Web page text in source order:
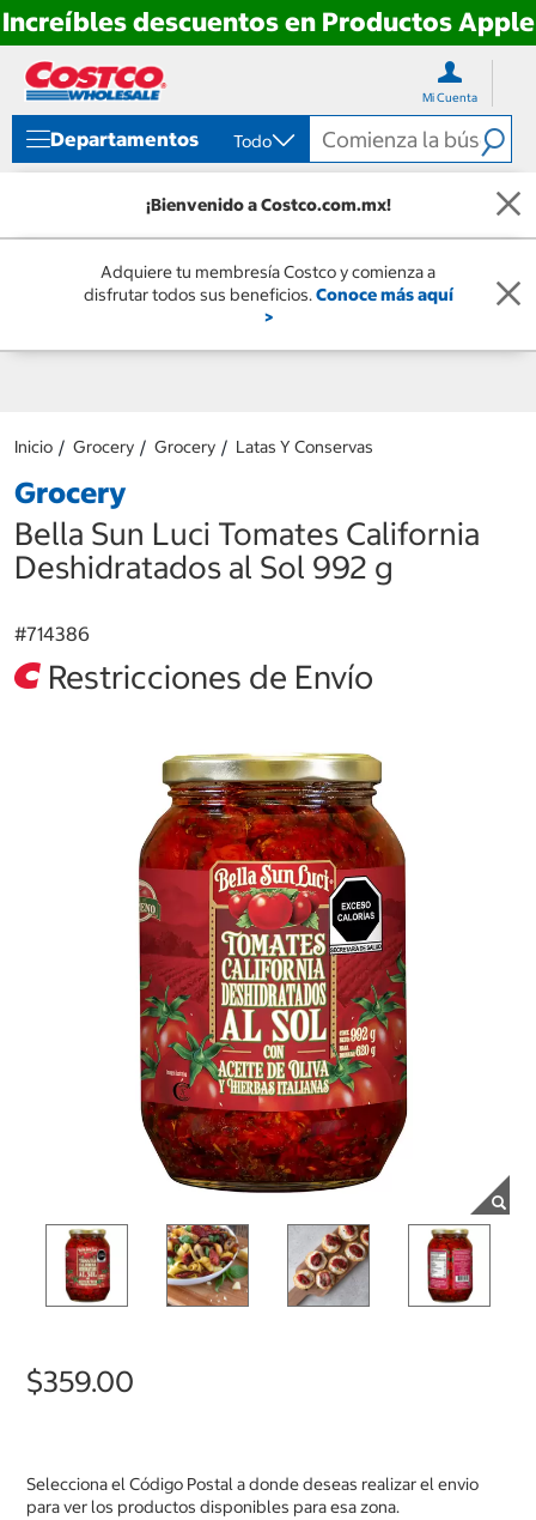
Increíbles descuentos en Productos Apple
directo
contenido
directo
menú
navegación
Mi Cuenta
Departamentos Todo
¡Bienvenido a Costco.com.mx!
Adquiere tu membresía Costco y comienza a
disfrutar todos sus beneficios.Conoce más aquí
>
Inicio Grocery Grocery Latas Y Conservas
Grocery
Bella Sun Luci Tomates California
Deshidratados al Sol 992 g
#714386
Restricciones de Envío
$359.00
Selecciona el Código Postal a donde deseas realizar el envio
para ver los productos disponibles para esa zona.